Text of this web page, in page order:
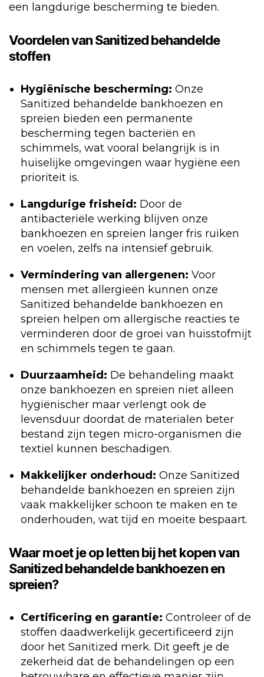
een langdurige bescherming te bieden.
Voordelen van Sanitized behandelde
stoffen
Hygiënische bescherming: Onze
Sanitized behandelde bankhoezen en
spreien bieden een permanente
bescherming tegen bacteriën en
schimmels, wat vooral belangrijk is in
huiselijke omgevingen waar hygiëne een
prioriteit is.
Langdurige frisheid: Door de
antibacteriële werking blijven onze
bankhoezen en spreien langer fris ruiken
en voelen, zelfs na intensief gebruik.
Vermindering van allergenen: Voor
mensen met allergieën kunnen onze
Sanitized behandelde bankhoezen en
spreien helpen om allergische reacties te
verminderen door de groei van huisstofmijt
en schimmels tegen te gaan.
Duurzaamheid: De behandeling maakt
onze bankhoezen en spreien niet alleen
hygiënischer maar verlengt ook de
levensduur doordat de materialen beter
bestand zijn tegen micro-organismen die
textiel kunnen beschadigen.
Makkelijker onderhoud: Onze Sanitized
behandelde bankhoezen en spreien zijn
vaak makkelijker schoon te maken en te
onderhouden, wat tijd en moeite bespaart.
Waar moet je op letten bij het kopen van
Sanitized behandelde bankhoezen en
spreien?
Certificering en garantie: Controleer of de
stoffen daadwerkelijk gecertificeerd zijn
door het Sanitized merk. Dit geeft je de
zekerheid dat de behandelingen op een